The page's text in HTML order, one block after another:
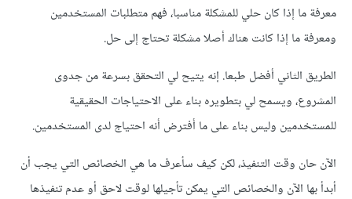
معرفة ما إذا كان حلي للمشكلة مناسبا، فهم متطلبات المستخدمين
ومعرفة ما إذا كانت هناك أصلا مشكلة تحتاج إلى حل.
الطريق الثاني أفضل طبعا. إنه يتيح لي التحقق بسرعة من جدوى
المشروع، ويسمح لي بتطويره بناء على الاحتياجات الحقيقية
للمستخدمين وليس بناء على ما أفترض أنه احتياج لدى المستخدمين.
الآن حان وقت التنفيذ، لكن كيف سأعرف ما هي الخصائص التي يجب أن
أبدأ بها الآن والخصائص التي يمكن تأجيلها لوقت لاحق أو عدم تنفيذها